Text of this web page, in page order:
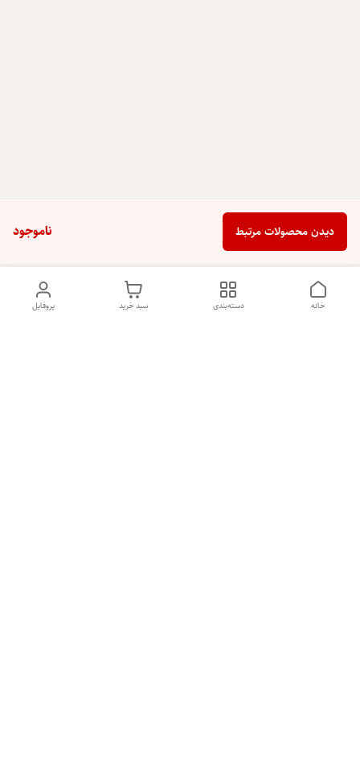
ناموجود دیدن محصولات مرتبط
پروفایل سبد خرید دسته‌بندی خانه